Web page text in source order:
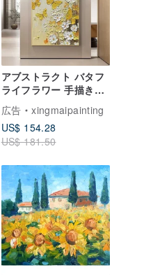
アブストラクト バタフ
ライフラワー 手描き油
絵/抽象画/オリジナルア
ート/デコレーション画/
ウォールアート/リビン
グルーム/廊下/玄関の壁
広告
xingmaipainting
US$ 154.28
US$ 181.50